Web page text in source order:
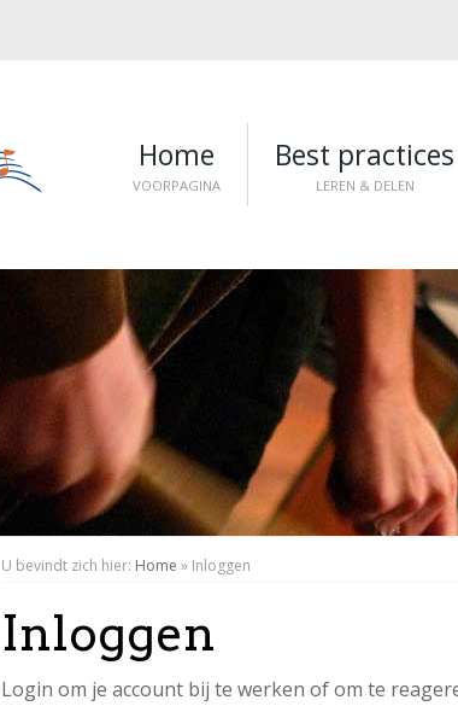
Home
VOORPAGINA
Best practices
LEREN & DELEN
U bevindt zich hier: Home » Inloggen
Inloggen
Login om je account bij te werken of om te